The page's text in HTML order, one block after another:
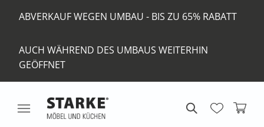
ABVERKAUF WEGEN UMBAU - BIS ZU 65% RABATT
AUCH WÄHREND DES UMBAUS WEITERHIN
GEÖFFNET